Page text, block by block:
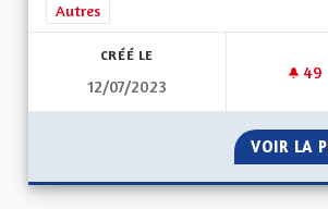
Filtrer les résultats de la catégorie :
Autres
CRÉÉ LE
12/07/2023
49
VOIR LA